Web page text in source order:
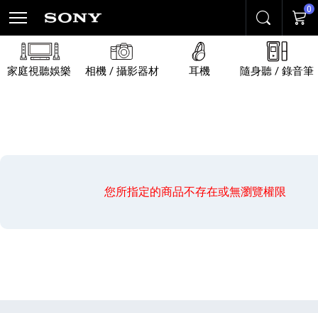
搜尋 購物
0
家庭視聽娛樂 相機 / 攝影器材 耳機 隨身聽 / 錄音筆
您所指定的商品不存在或無瀏覽權限